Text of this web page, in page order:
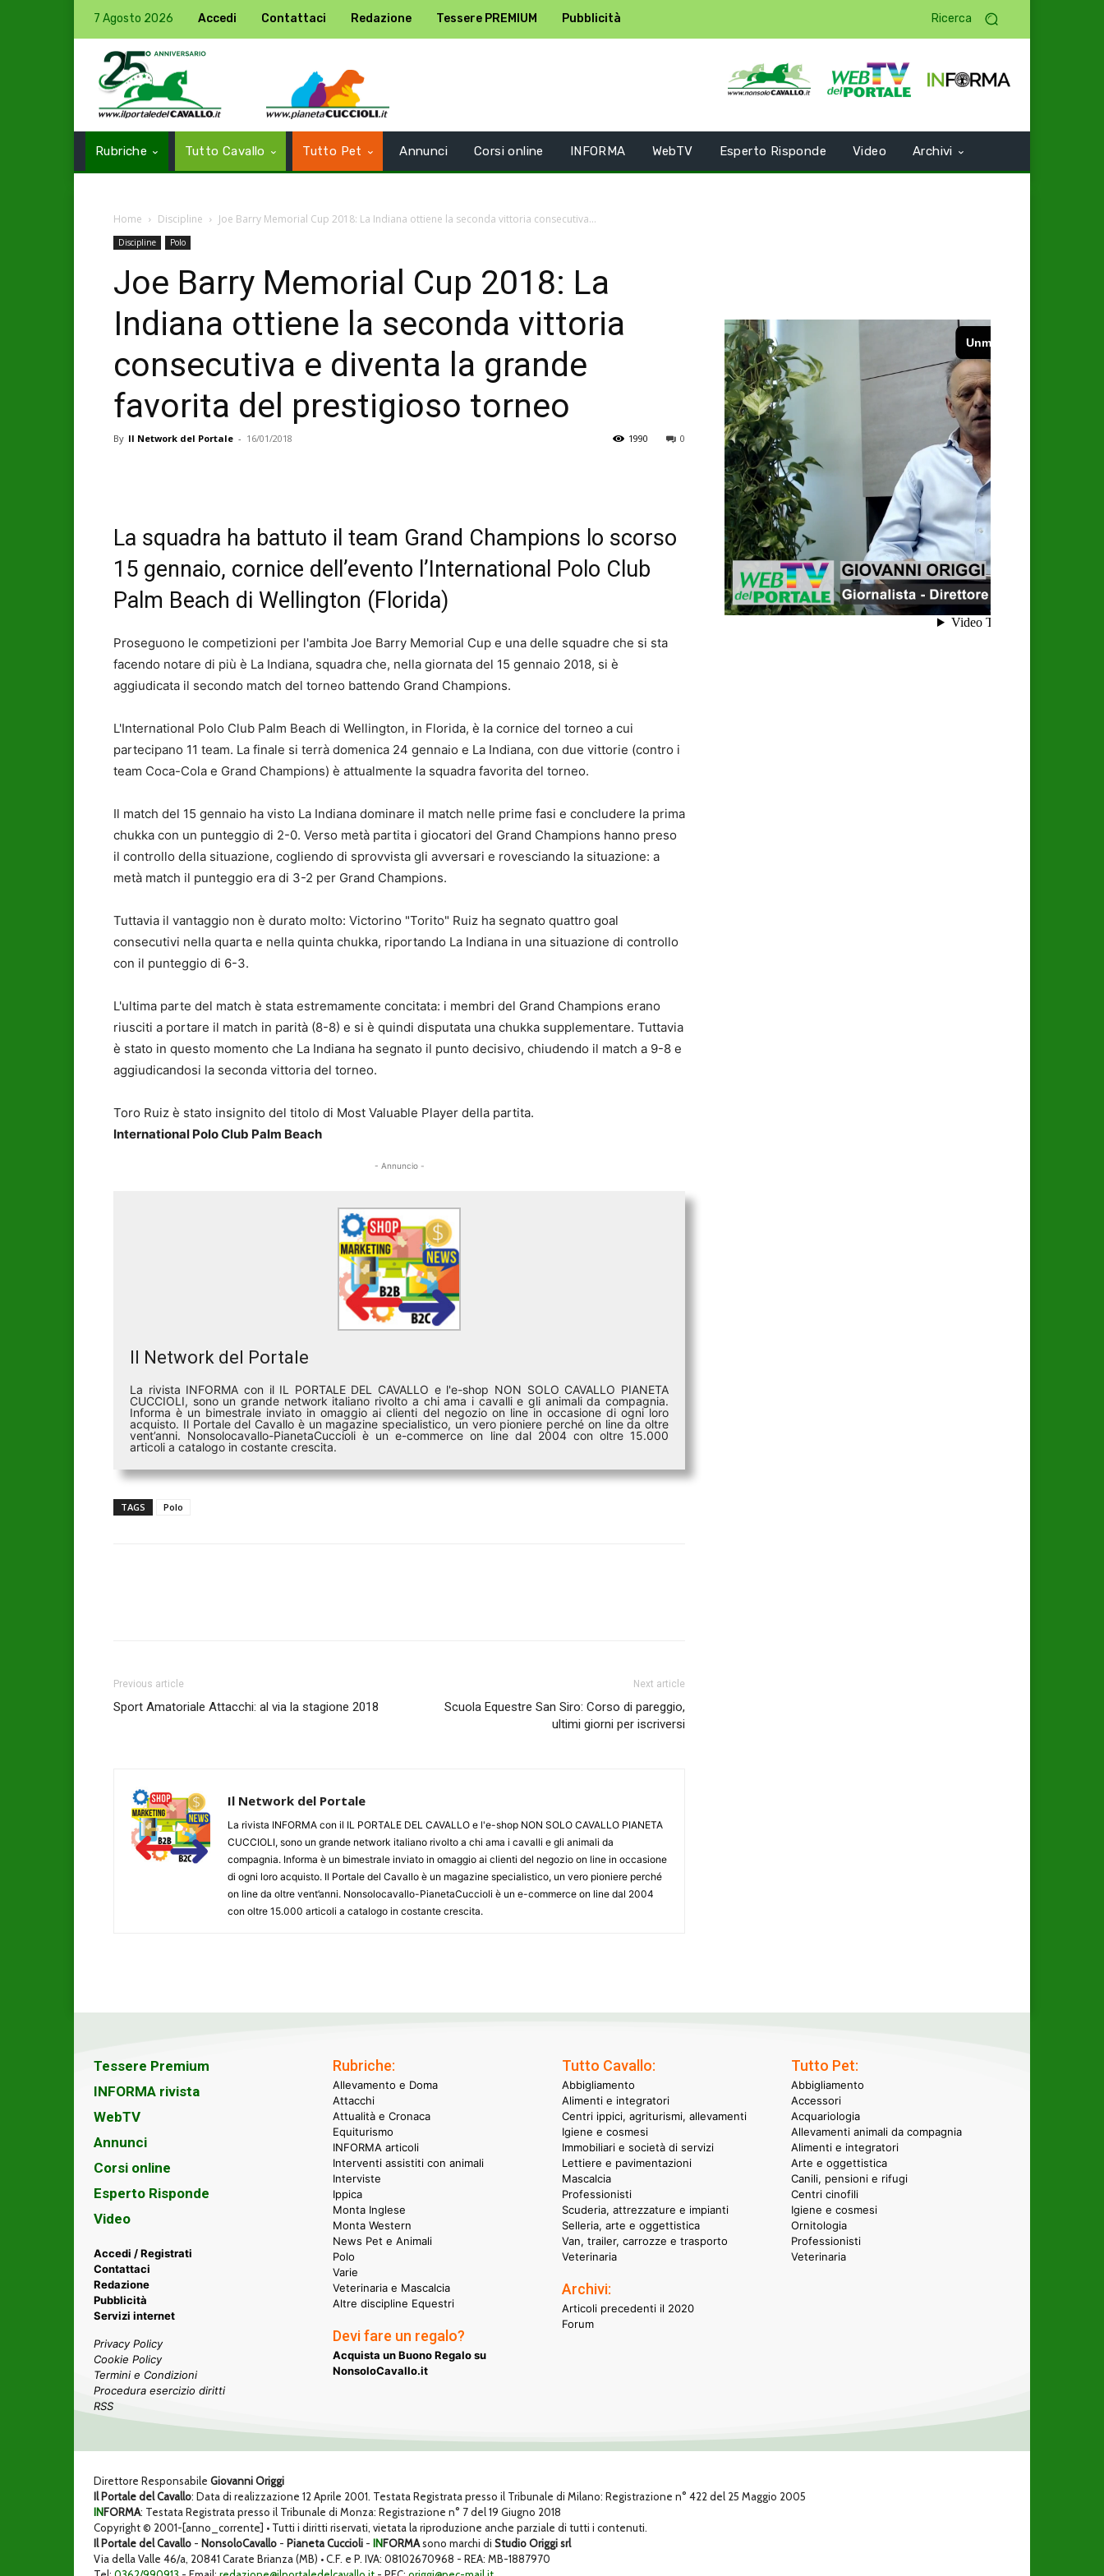
7 Agosto 2026 Accedi Contattaci Redazione Tessere PREMIUM Pubblicità Ricerca
Rubriche Tutto Cavallo Tutto Pet Annunci Corsi online INFORMA WebTV Esperto Risponde Video Archivi
Home Discipline Joe Barry Memorial Cup 2018: La Indiana ottiene la seconda vittoria consecutiva...
Discipline Polo
Joe Barry Memorial Cup 2018: La
Indiana ottiene la seconda vittoria
consecutiva e diventa la grande
favorita del prestigioso torneo
By Il Network del Portale - 16/01/2018 0
1990
La squadra ha battuto il team Grand Champions lo scorso
15 gennaio, cornice dell’evento l’International Polo Club
Palm Beach di Wellington (Florida)
Proseguono le competizioni per l'ambita Joe Barry Memorial Cup e una delle squadre che si sta
facendo notare di più è La Indiana, squadra che, nella giornata del 15 gennaio 2018, si è
aggiudicata il secondo match del torneo battendo Grand Champions.
L'International Polo Club Palm Beach di Wellington, in Florida, è la cornice del torneo a cui
partecipano 11 team. La finale si terrà domenica 24 gennaio e La Indiana, con due vittorie (contro i
team Coca-Cola e Grand Champions) è attualmente la squadra favorita del torneo.
Il match del 15 gennaio ha visto La Indiana dominare il match nelle prime fasi e concludere la prima
chukka con un punteggio di 2-0. Verso metà partita i giocatori del Grand Champions hanno preso
il controllo della situazione, cogliendo di sprovvista gli avversari e rovesciando la situazione: a
metà match il punteggio era di 3-2 per Grand Champions.
Tuttavia il vantaggio non è durato molto: Victorino "Torito" Ruiz ha segnato quattro goal
consecutivi nella quarta e nella quinta chukka, riportando La Indiana in una situazione di controllo
con il punteggio di 6-3.
L'ultima parte del match è stata estremamente concitata: i membri del Grand Champions erano
riusciti a portare il match in parità (8-8) e si è quindi disputata una chukka supplementare. Tuttavia
è stato in questo momento che La Indiana ha segnato il punto decisivo, chiudendo il match a 9-8 e
aggiudicandosi la seconda vittoria del torneo.
Toro Ruiz è stato insignito del titolo di Most Valuable Player della partita.
International Polo Club Palm Beach
- Annuncio -
Il Network del Portale
La rivista INFORMA con il IL PORTALE DEL CAVALLO e l'e-shop NON SOLO CAVALLO PIANETA
CUCCIOLI, sono un grande network italiano rivolto a chi ama i cavalli e gli animali da compagnia.
Informa è un bimestrale inviato in omaggio ai clienti del negozio on line in occasione di ogni loro
acquisto. Il Portale del Cavallo è un magazine specialistico, un vero pioniere perché on line da oltre
vent’anni. Nonsolocavallo-PianetaCuccioli è un e-commerce on line dal 2004 con oltre 15.000
articoli a catalogo in costante crescita.
TAGS Polo
Previous article
Sport Amatoriale Attacchi: al via la stagione 2018
Next article
Scuola Equestre San Siro: Corso di pareggio,
ultimi giorni per iscriversi
Il Network del Portale
La rivista INFORMA con il IL PORTALE DEL CAVALLO e l'e-shop NON SOLO CAVALLO PIANETA
CUCCIOLI, sono un grande network italiano rivolto a chi ama i cavalli e gli animali da
compagnia. Informa è un bimestrale inviato in omaggio ai clienti del negozio on line in occasione
di ogni loro acquisto. Il Portale del Cavallo è un magazine specialistico, un vero pioniere perché
on line da oltre vent’anni. Nonsolocavallo-PianetaCuccioli è un e-commerce on line dal 2004
con oltre 15.000 articoli a catalogo in costante crescita.
Tessere Premium
INFORMA rivista
WebTV
Annunci
Corsi online
Esperto Risponde
Video
Accedi / Registrati
Contattaci
Redazione
Pubblicità
Servizi internet
Privacy Policy
Cookie Policy
Termini e Condizioni
Procedura esercizio diritti
RSS
Rubriche:
Allevamento e Doma
Attacchi
Attualità e Cronaca
Equiturismo
INFORMA articoli
Interventi assistiti con animali
Interviste
Ippica
Monta Inglese
Monta Western
News Pet e Animali
Polo
Varie
Veterinaria e Mascalcia
Altre discipline Equestri
Devi fare un regalo?
Acquista un Buono Regalo su
NonsoloCavallo.it
Tutto Cavallo:
Abbigliamento
Alimenti e integratori
Centri ippici, agriturismi, allevamenti
Igiene e cosmesi
Immobiliari e società di servizi
Lettiere e pavimentazioni
Mascalcia
Professionisti
Scuderia, attrezzature e impianti
Selleria, arte e oggettistica
Van, trailer, carrozze e trasporto
Veterinaria
Archivi:
Articoli precedenti il 2020
Forum
Tutto Pet:
Abbigliamento
Accessori
Acquariologia
Allevamenti animali da compagnia
Alimenti e integratori
Arte e oggettistica
Canili, pensioni e rifugi
Centri cinofili
Igiene e cosmesi
Ornitologia
Professionisti
Veterinaria
Direttore Responsabile Giovanni Origgi
Il Portale del Cavallo: Data di realizzazione 12 Aprile 2001. Testata Registrata presso il Tribunale di Milano: Registrazione n° 422 del 25 Maggio 2005
INFORMA: Testata Registrata presso il Tribunale di Monza: Registrazione n° 7 del 19 Giugno 2018
Copyright © 2001-[anno_corrente] • Tutti i diritti riservati, vietata la riproduzione anche parziale di tutti i contenuti.
Il Portale del Cavallo - NonsoloCavallo - Pianeta Cuccioli - INFORMAsono marchi di Studio Origgi srl
Via della Valle 46/a, 20841 Carate Brianza (MB) • C.F. e P. IVA: 08102670968 - REA: MB-1887970